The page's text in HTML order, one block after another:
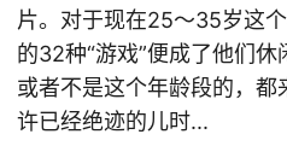
片。对于现在25～35岁这
的32种“游戏”便成了他们
或者不是这个年龄段的，
许已经绝迹的儿时...